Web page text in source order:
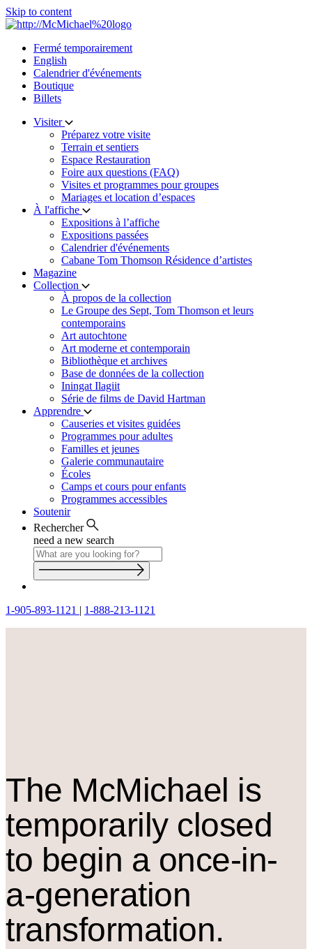
Skip to content
Fermé temporairement
English
Calendrier d'événements
Boutique
Billets
Visiter
Préparez votre visite
Terrain et sentiers
Espace Restauration
Foire aux questions (FAQ)
Visites et programmes pour groupes
Mariages et location d’espaces
À l'affiche
Expositions à l’affiche
Expositions passées
Calendrier d'événements
Cabane Tom Thomson Résidence d’artistes
Magazine
Collection
À propos de la collection
Le Groupe des Sept, Tom Thomson et leurs
contemporains
Art autochtone
Art moderne et contemporain
Bibliothèque et archives
Base de données de la collection
Iningat Ilagiit
Série de films de David Hartman
Apprendre
Causeries et visites guidées
Programmes pour adultes
Familles et jeunes
Galerie communautaire
Écoles
Camps et cours pour enfants
Programmes accessibles
Soutenir
Rechercher
need a new search
1-905-893-1121 | 1-888-213-1121
The McMichael is
temporarily closed
to begin a once-in-
a-generation
transformation.